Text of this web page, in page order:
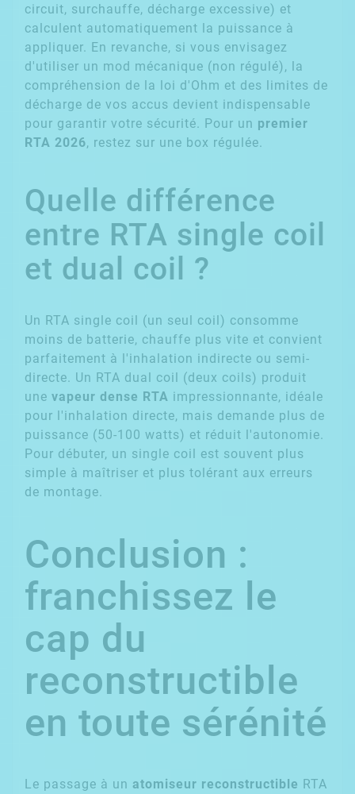
circuit, surchauffe, décharge excessive) et
calculent automatiquement la puissance à
appliquer. En revanche, si vous envisagez
d'utiliser un mod mécanique (non régulé), la
compréhension de la loi d'Ohm et des limites de
décharge de vos accus devient indispensable
pour garantir votre sécurité. Pour un premier
RTA 2026, restez sur une box régulée.
Quelle différence
entre RTA single coil
et dual coil ?
Un RTA single coil (un seul coil) consomme
moins de batterie, chauffe plus vite et convient
parfaitement à l'inhalation indirecte ou semi-
directe. Un RTA dual coil (deux coils) produit
une vapeur dense RTA impressionnante, idéale
pour l'inhalation directe, mais demande plus de
puissance (50-100 watts) et réduit l'autonomie.
Pour débuter, un single coil est souvent plus
simple à maîtriser et plus tolérant aux erreurs
de montage.
Conclusion :
franchissez le
cap du
reconstructible
en toute sérénité
Le passage à un atomiseur reconstructible RTA